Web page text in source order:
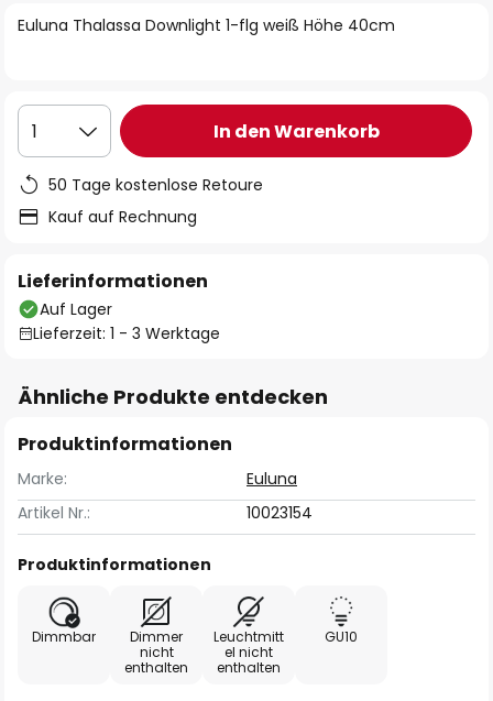
Euluna Thalassa Downlight 1-flg weiß Höhe 40cm
1 In den Warenkorb
50 Tage kostenlose Retoure
Kauf auf Rechnung
Lieferinformationen
Auf Lager
Lieferzeit: 1 - 3 Werktage
Ähnliche Produkte entdecken
Produktinformationen
Marke:
Euluna
Artikel Nr.:
10023154
Produktinformationen
Dimmbar
Dimmer
nicht
enthalten
Leuchtmitt
el nicht
enthalten
GU10